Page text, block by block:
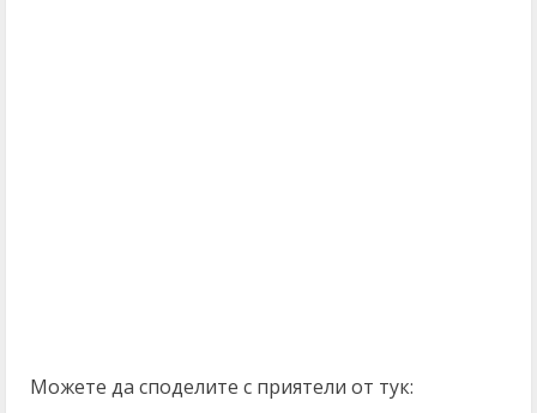
Можете да споделите с приятели от тук: